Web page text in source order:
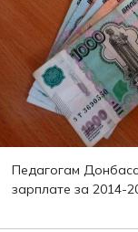
Педагогам
зарплате за 2014-